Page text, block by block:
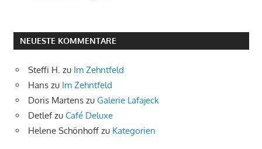
NEUESTE KOMMENTARE
Steffi H. zu Im Zehntfeld
Hans zu Im Zehntfeld
Doris Martens zu Galerie Lafajeck
Detlefzu Café Deluxe
Helene Schönhoff zu Kategorien